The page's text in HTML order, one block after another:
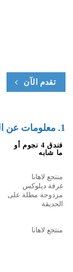
تقدم الآن
1. معلومات عن الرحلة
فندق 4 نجوم أو
ما شابه
منتجع لاهانا
غرفة ديلوكس
مزدوجة مطلة على
الحديقة
منتجع لاهانا